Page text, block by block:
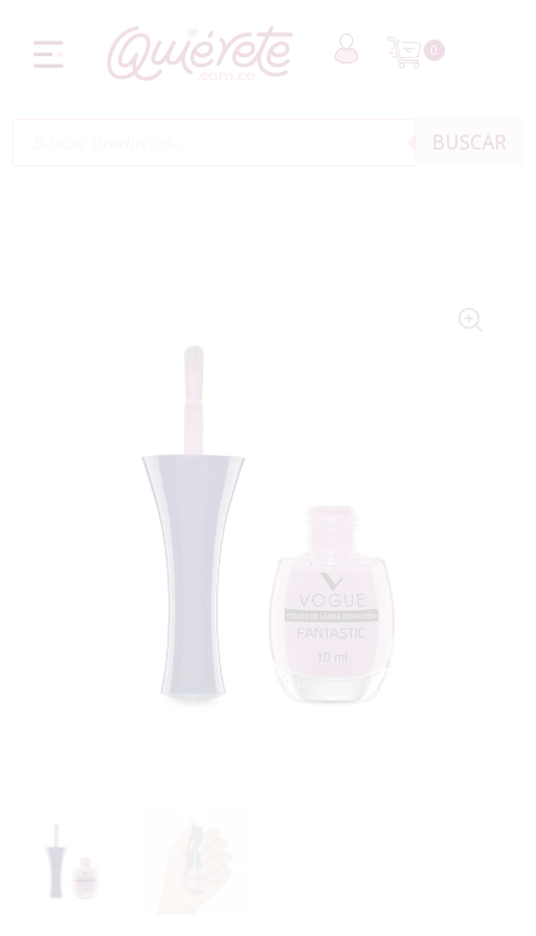
0
BUSCAR